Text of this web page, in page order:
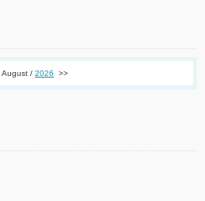
August / 2026 >>